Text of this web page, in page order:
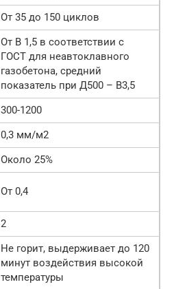
От 35 до 150 циклов
От В 1,5 в соответствии с
ГОСТ для неавтоклавного
газобетона, средний
показатель при Д500 – В3,5
300-1200
0,3 мм/м2
Около 25%
От 0,4
2
Не горит, выдерживает до 120
минут воздействия высокой
температуры